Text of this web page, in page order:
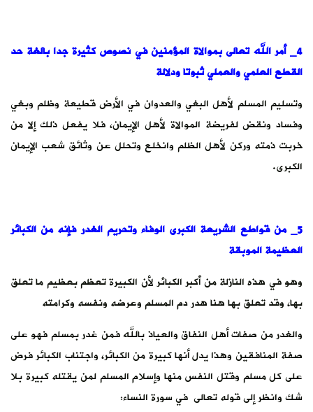
4_ أمر الله تعالى بموالاة المؤمنين في نصوص كثيرة جدا بالغة حد
القطع العلمي والعملي ثبوتا ودلالة
وتسليم المسلم لأهل البغي والعدوان في الأرض قطيعة وظلم وبغي
وفساد ونقض لفريضة الموالاة لأهل الإيمان، فلا يفعل ذلك إلا من
خربت ذمته وركن لأهل الظلم وانخلع وتحلل عن وثائق شعب الإيمان
الكبرى.
5_ من قواطع الشريعة الكبرى الوفاء وتحريم الغدر فإنه من الكبائر
العظيمة الموبقة
وهو في هذه النازلة من أكبر الكبائر لأن الكبيرة تعظم بعظيم ما تعلق
بها، وقد تعلق بها هنا هدر دم المسلم وعرضه ونفسه وكرامته
والغدر من صفات أهل النفاق والعياذ بالله فمن غدر بمسلم فهو على
صفة المنافقين وهذا يدل أنها كبيرة من الكبائر، واجتناب الكبائر فرض
على كل مسلم وقتل النفس منها وإسلام المسلم لمن يقتله كبيرة بلا
شك وانظر إلى قوله تعالى في سورة النساء: